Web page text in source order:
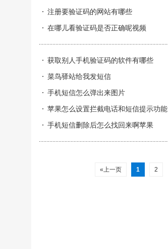
注册要验证码的网站有哪些
在哪儿看验证码是否正确呢视频
获取别人手机验证码的软件有哪些
菜鸟驿站给我发短信
手机短信怎么弹出来图片
苹果怎么设置拦截电话和短信提示功能
手机短信删除后怎么找回来啊苹果
«上一页 1 2